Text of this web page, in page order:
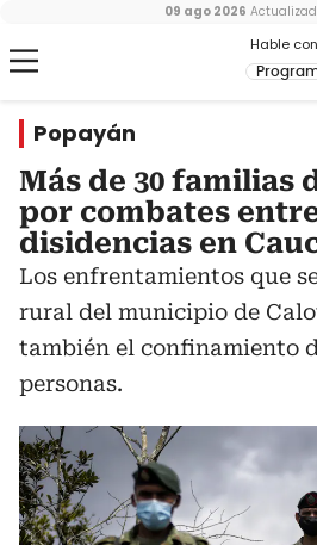
Hable
09 ago 2026
Popayán
Más de 30 familias
por combates
disidencias en
Los enfrentamientos que
rural del municipio de
también el confinamiento
personas.